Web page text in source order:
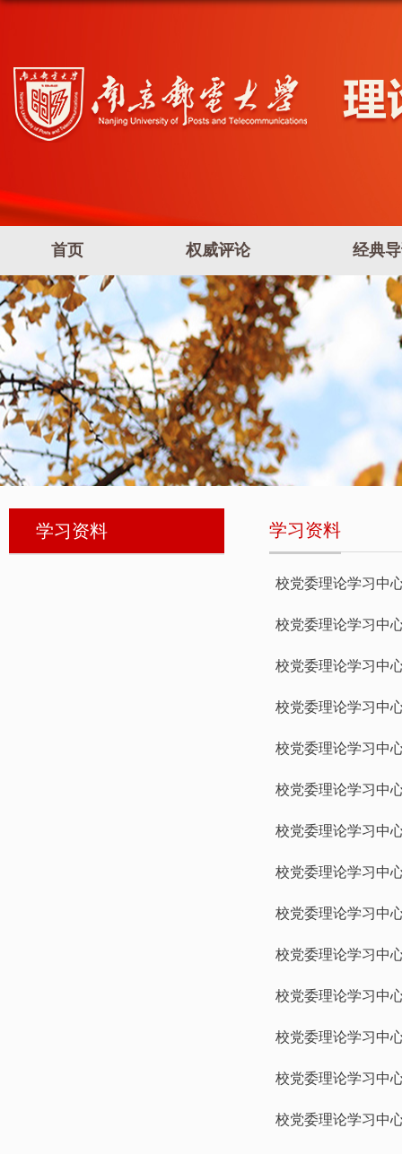
首页 权威评论 经典
学习资料 学习资料
校党委理论学习中
校党委理论学习中
校党委理论学习中
校党委理论学习中
校党委理论学习中
校党委理论学习中
校党委理论学习中
校党委理论学习中
校党委理论学习中
校党委理论学习中
校党委理论学习中
校党委理论学习中
校党委理论学习中
校党委理论学习中